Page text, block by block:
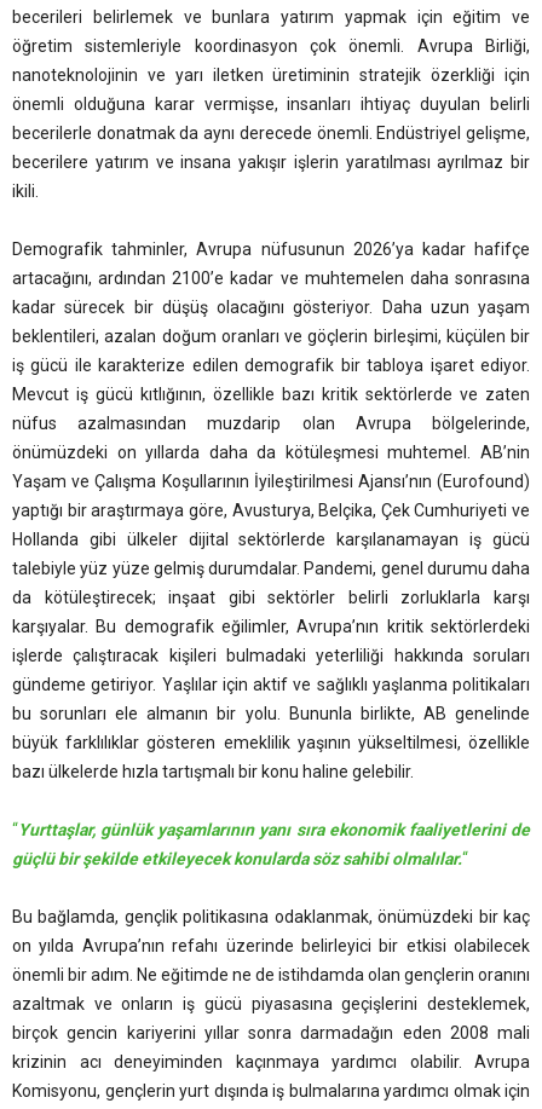
becerileri belirlemek ve bunlara yatırım yapmak için eğitim ve
öğretim sistemleriyle koordinasyon çok önemli. Avrupa Birliği,
nanoteknolojinin ve yarı iletken üretiminin stratejik özerkliği için
önemli olduğuna karar vermişse, insanları ihtiyaç duyulan belirli
becerilerle donatmak da aynı derecede önemli. Endüstriyel gelişme,
becerilere yatırım ve insana yakışır işlerin yaratılması ayrılmaz bir
ikili.
Demografik tahminler, Avrupa nüfusunun 2026’ya kadar hafifçe
artacağını, ardından 2100’e kadar ve muhtemelen daha sonrasına
kadar sürecek bir düşüş olacağını gösteriyor. Daha uzun yaşam
beklentileri, azalan doğum oranları ve göçlerin birleşimi, küçülen bir
iş gücü ile karakterize edilen demografik bir tabloya işaret ediyor.
Mevcut iş gücü kıtlığının, özellikle bazı kritik sektörlerde ve zaten
nüfus azalmasından muzdarip olan Avrupa bölgelerinde,
önümüzdeki on yıllarda daha da kötüleşmesi muhtemel. AB’nin
Yaşam ve Çalışma Koşullarının İyileştirilmesi Ajansı’nın (Eurofound)
yaptığı bir araştırmaya göre, Avusturya, Belçika, Çek Cumhuriyeti ve
Hollanda gibi ülkeler dijital sektörlerde karşılanamayan iş gücü
talebiyle yüz yüze gelmiş durumdalar. Pandemi, genel durumu daha
da kötüleştirecek; inşaat gibi sektörler belirli zorluklarla karşı
karşıyalar. Bu demografik eğilimler, Avrupa’nın kritik sektörlerdeki
işlerde çalıştıracak kişileri bulmadaki yeterliliği hakkında soruları
gündeme getiriyor. Yaşlılar için aktif ve sağlıklı yaşlanma politikaları
bu sorunları ele almanın bir yolu. Bununla birlikte, AB genelinde
büyük farklılıklar gösteren emeklilik yaşının yükseltilmesi, özellikle
bazı ülkelerde hızla tartışmalı bir konu haline gelebilir.
“Yurttaşlar, günlük yaşamlarının yanı sıra ekonomik faaliyetlerini de
güçlü bir şekilde etkileyecek konularda söz sahibi olmalılar.“
Bu bağlamda, gençlik politikasına odaklanmak, önümüzdeki bir kaç
on yılda Avrupa’nın refahı üzerinde belirleyici bir etkisi olabilecek
önemli bir adım. Ne eğitimde ne de istihdamda olan gençlerin oranını
azaltmak ve onların iş gücü piyasasına geçişlerini desteklemek,
birçok gencin kariyerini yıllar sonra darmadağın eden 2008 mali
krizinin acı deneyiminden kaçınmaya yardımcı olabilir. Avrupa
Komisyonu, gençlerin yurt dışında iş bulmalarına yardımcı olmak için